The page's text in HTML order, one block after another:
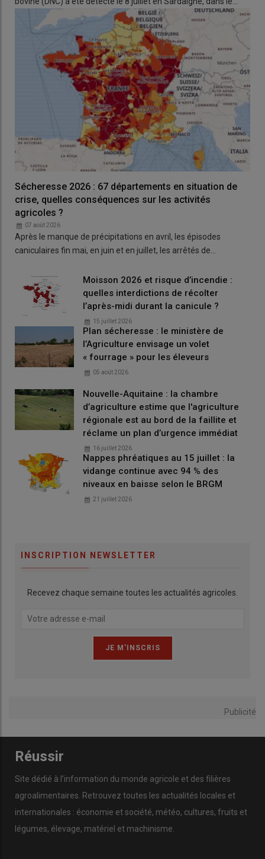
Mercosur».
De son côté, la Commission européenne avait annoncé en
novembre 2025 le lancement d’uneétude d’impact sur les
pesticides dangereuxentrants dans l’UE via des produits
importés, en vued’améliorer la réciprocité des normes. De
premiers résultats sont prévus à l’été 2026.
Lire aussi :Résidus de pesticides : quels aliments
concernés d’après l’autorité de sécurité
alimentaire européenne ?
Sécheresse 2026 : 67 départements en situation de
crise, quelles conséquences sur les activités
agricoles ?
07 août 2026
Après le manque de précipitations en avril, les épisodes
caniculaires fin mai, en juin et en juillet, les arrêtés de…
Moisson 2026 et risque d’incendie :
quelles interdictions de récolter
l’après-midi durant la canicule ?
15 juillet 2026
Plan sécheresse : le ministère de
l’Agriculture envisage un volet
« fourrage » pour les éleveurs
05 août 2026
Nouvelle-Aquitaine : la chambre
d’agriculture estime que l'agriculture
régionale est au bord de la faillite et
réclame un plan d’urgence immédiat
16 juillet 2026
Nappes phréatiques au 15 juillet : la
vidange continue avec 94 % des
niveaux en baisse selon le BRGM
21 juillet 2026
INSCRIPTION NEWSLETTER
Recevez chaque semaine toutes les actualités agricoles.
Publicité
Réussir
Site dédié à l’information du monde agricole et des filières
agroalimentaires. Retrouvez toutes les actualités locales et
internationales : économie et société, météo, cultures, fruits et
légumes, élevage, matériel et machinisme.